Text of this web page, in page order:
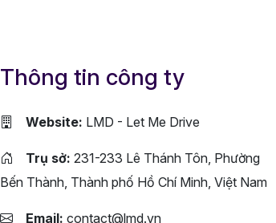
Thông tin công ty
Website: LMD - Let Me Drive
Trụ sở: 231-233 Lê Thánh Tôn, Phường
Bến Thành, Thành phố Hồ Chí Minh, Việt Nam
Email: contact@lmd.vn